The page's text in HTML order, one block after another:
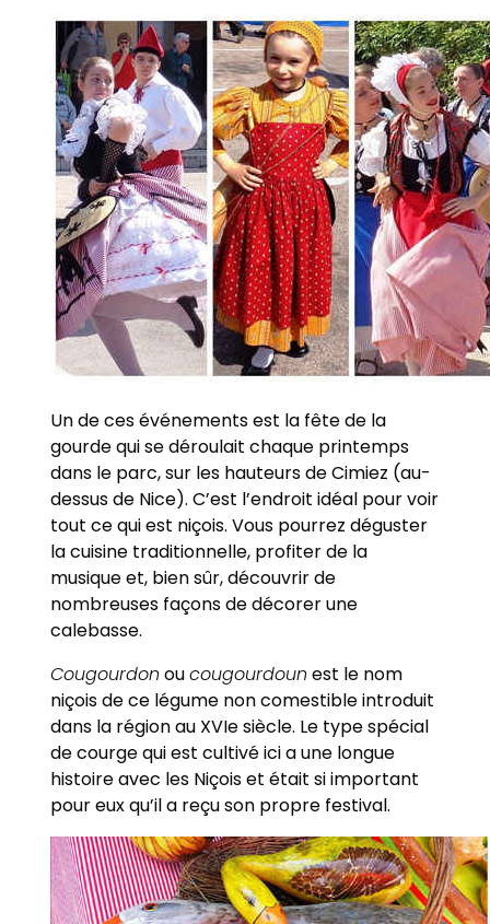
Un de ces événements est la fête de la
gourde qui se déroulait chaque printemps
dans le parc, sur les hauteurs de Cimiez (au-
dessus de Nice). C’est l’endroit idéal pour voir
tout ce qui est niçois. Vous pourrez déguster
la cuisine traditionnelle, profiter de la
musique et, bien sûr, découvrir de
nombreuses façons de décorer une
calebasse.
Cougourdon oucougourdoun est le nom
niçois de ce légume non comestible introduit
dans la région au XVIe siècle. Le type spécial
de courge qui est cultivé ici a une longue
histoire avec les Niçois et était si important
pour eux qu’il a reçu son propre festival.